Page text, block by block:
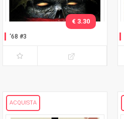
‘68 #3
€ 3.30
ACQUISTA